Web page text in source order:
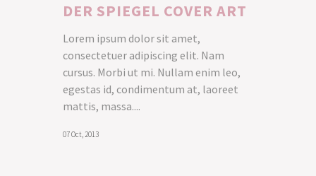
DER SPIEGEL COVER ART
Lorem ipsum dolor sit amet,
consectetuer adipiscing elit. Nam
cursus. Morbi ut mi. Nullam enim leo,
egestas id, condimentum at, laoreet
mattis, massa....
07 Oct, 2013